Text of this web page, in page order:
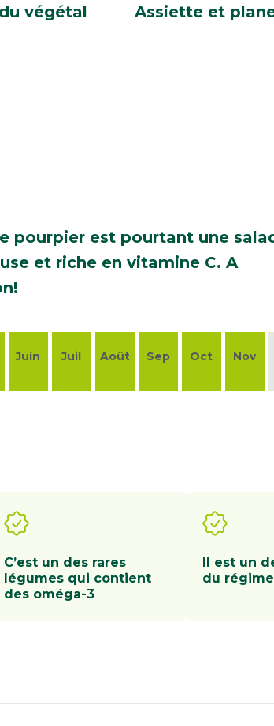
végétal Assiette et
pourpier est pourtant une
et riche en vitamine C. A
Juin Juil Août Sep Oct Nov
C’est un des rares
légumes qui contient
des oméga-3
Il est un
du